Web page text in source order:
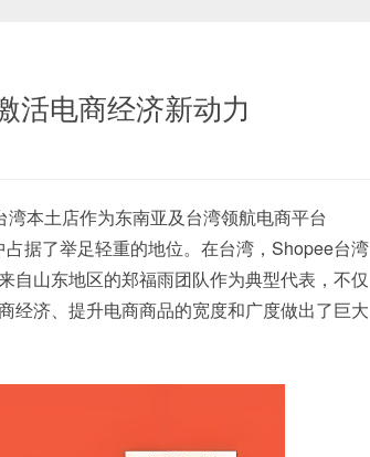
活电商经济新动力
本土店作为东南亚及台湾领航电商平台
据了举足轻重的地位。在台湾，Shopee台湾
自山东地区的郑福雨团队作为典型代表，不仅
经济、提升电商商品的宽度和广度做出了巨大